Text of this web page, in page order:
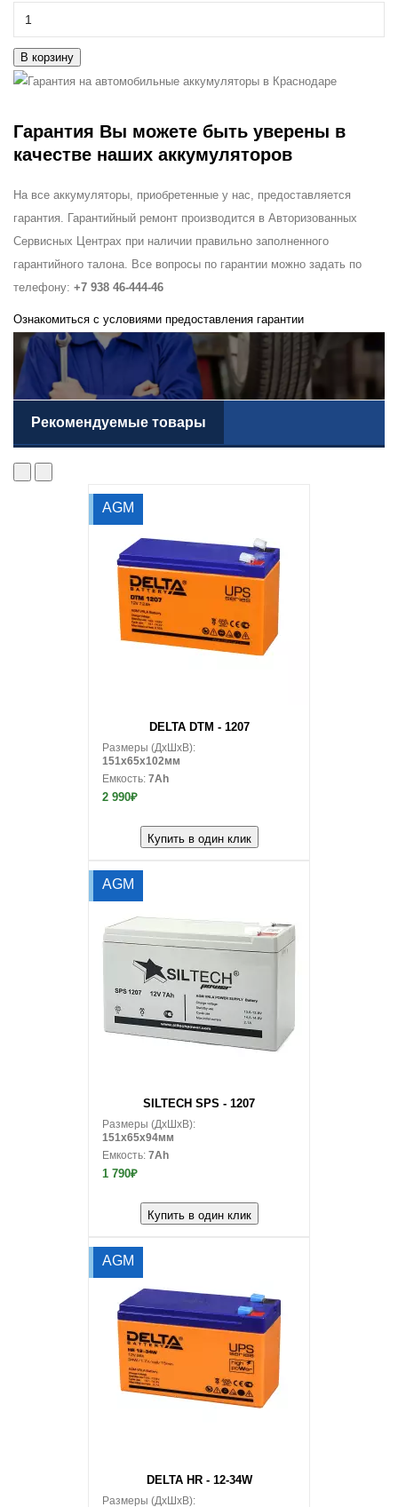
В корзину
Гарантия Вы можете быть уверены в
качестве наших аккумуляторов
На все аккумуляторы, приобретенные у нас, предоставляется
гарантия. Гарантийный ремонт производится в Авторизованных
Сервисных Центрах при наличии правильно заполненного
гарантийного талона. Все вопросы по гарантии можно задать по
телефону: +7 938 46-444-46
Ознакомиться с условиями предоставления гарантии
Рекомендуемые товары
AGM
DELTA DTM - 1207
Размеры (ДxШxВ):
151x65x102мм
Емкость: 7Ah
2 990₽
Купить в один клик
AGM
SILTECH SPS - 1207
Размеры (ДxШxВ):
151x65x94мм
Емкость: 7Ah
1 790₽
Купить в один клик
AGM
DELTA HR - 12-34W
Размеры (ДxШxВ):